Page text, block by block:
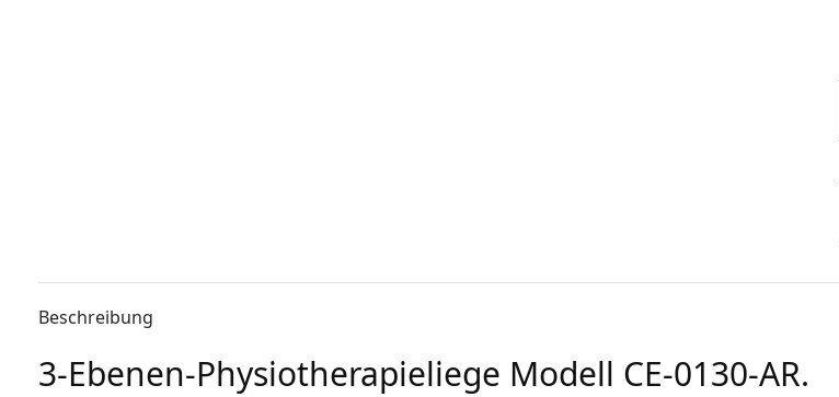
Beschreibung
3-Ebenen-Physiotherapieliege Modell CE-0130-AR.